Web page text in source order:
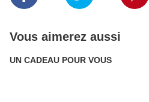
Vous aimerez aussi
UN CADEAU POUR VOUS